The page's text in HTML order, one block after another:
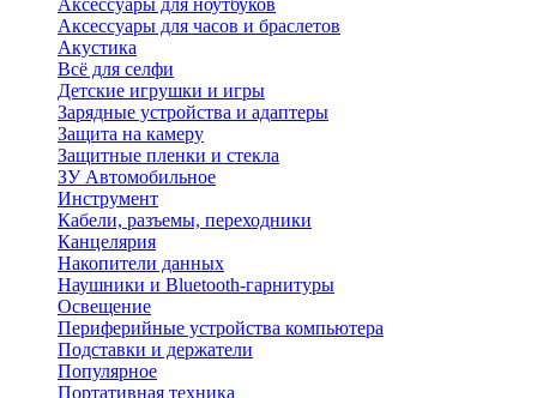
Аксессуары для ноутбуков
Аксессуары для часов и браслетов
Акустика
Всё для селфи
Детские игрушки и игры
Зарядные устройства и адаптеры
Защита на камеру
Защитные пленки и стекла
ЗУ Автомобильное
Инструмент
Кабели, разъемы, переходники
Канцелярия
Накопители данных
Наушники и Bluetooth-гарнитуры
Освещение
Периферийные устройства компьютера
Подставки и держатели
Популярное
Портативная техника